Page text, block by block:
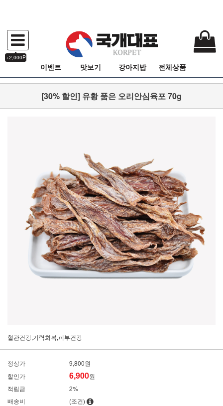
+2,000P
이벤트 맛보기 강아지밥 전체상품
[30% 할인] 유황 품은 오리안심육포 70g
혈관건강,기력회복,피부건강
정상가
9,800원
할인가
6,900원
적립금
2%
배송비
(조건)